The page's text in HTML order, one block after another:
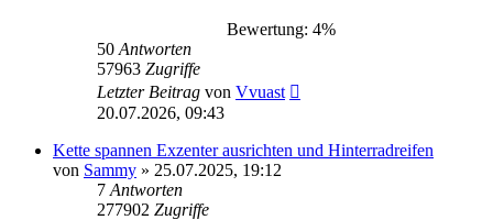
Bewertung: 4%
50 Antworten
57963 Zugriffe
Letzter Beitrag von Vvuast
20.07.2026, 09:43
Kette spannen Exzenter ausrichten und Hinterradreifen
von Sammy » 25.07.2025, 19:12
7 Antworten
277902 Zugriffe